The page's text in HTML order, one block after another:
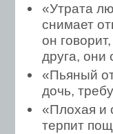
«Утрата
снимает
он
друга, они
«Пьяный
дочь,
«Плохая и
терпит